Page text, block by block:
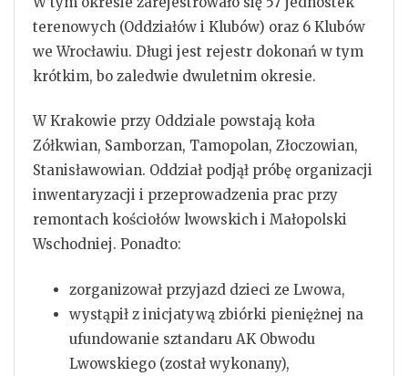
terenowych (Oddziałów i Klubów) oraz 6 Klubów
we Wrocławiu. Długi jest rejestr dokonań w tym
krótkim, bo zaledwie dwuletnim okresie.
W Krakowie przy Oddziale powstają koła
Zółkwian, Samborzan, Tamopolan, Złoczowian,
Stanisławowian. Oddział podjął próbę organizacji
inwentaryzacji i przeprowadzenia prac przy
remontach kościołów lwowskich i Małopolski
Wschodniej. Ponadto:
zorganizował przyjazd dzieci ze Lwowa,
wystąpił z inicjatywą zbiórki pieniężnej na
ufundowanie sztandaru AK Obwodu
Lwowskiego (został wykonany),